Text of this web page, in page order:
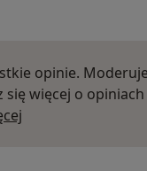
opinie.
się więcej o